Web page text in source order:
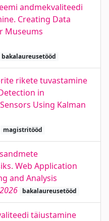
andmekvaliteedi
Creating Data
Museums
bakalaureusetööd
rikete tuvastamine
in
Using Kalman
magistritööd
Web Application
and Analysis
bakalaureusetööd
täiustamine